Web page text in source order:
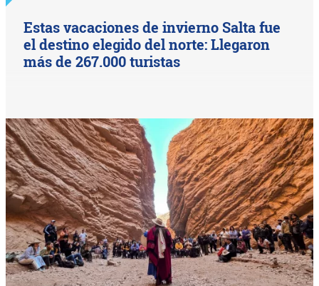
Estas vacaciones de invierno Salta fue
el destino elegido del norte: Llegaron
más de 267.000 turistas